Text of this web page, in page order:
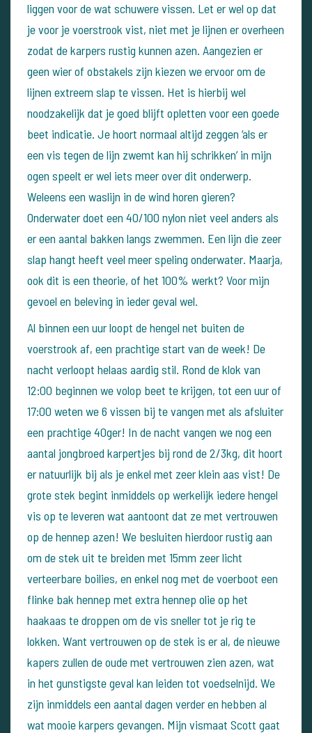
liggen voor de wat schuwere vissen. Let er wel op dat
je voor je voerstrook vist, niet met je lijnen er overheen
zodat de karpers rustig kunnen azen. Aangezien er
geen wier of obstakels zijn kiezen we ervoor om de
lijnen extreem slap te vissen. Het is hierbij wel
noodzakelijk dat je goed blijft opletten voor een goede
beet indicatie. Je hoort normaal altijd zeggen ‘als er
een vis tegen de lijn zwemt kan hij schrikken’ in mijn
ogen speelt er wel iets meer over dit onderwerp.
Weleens een waslijn in de wind horen gieren?
Onderwater doet een 40/100 nylon niet veel anders als
er een aantal bakken langs zwemmen. Een lijn die zeer
slap hangt heeft veel meer speling onderwater. Maarja,
ook dit is een theorie, of het 100% werkt? Voor mijn
gevoel en beleving in ieder geval wel.
Al binnen een uur loopt de hengel net buiten de
voerstrook af, een prachtige start van de week! De
nacht verloopt helaas aardig stil. Rond de klok van
12:00 beginnen we volop beet te krijgen, tot een uur of
17:00 weten we 6 vissen bij te vangen met als afsluiter
een prachtige 40ger! In de nacht vangen we nog een
aantal jongbroed karpertjes bij rond de 2/3kg, dit hoort
er natuurlijk bij als je enkel met zeer klein aas vist! De
grote stek begint inmiddels op werkelijk iedere hengel
vis op te leveren wat aantoont dat ze met vertrouwen
op de hennep azen! We besluiten hierdoor rustig aan
om de stek uit te breiden met 15mm zeer licht
verteerbare boilies, en enkel nog met de voerboot een
flinke bak hennep met extra hennep olie op het
haakaas te droppen om de vis sneller tot je rig te
lokken. Want vertrouwen op de stek is er al, de nieuwe
kapers zullen de oude met vertrouwen zien azen, wat
in het gunstigste geval kan leiden tot voedselnijd. We
zijn inmiddels een aantal dagen verder en hebben al
wat mooie karpers gevangen. Mijn vismaat Scott gaat